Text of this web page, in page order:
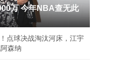
万 今年NBA查无此
点球决战淘汰河床，江宇
森纳